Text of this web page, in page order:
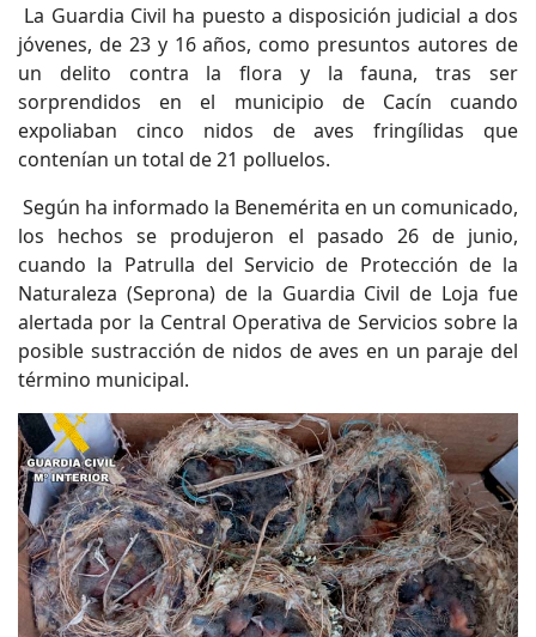
La Guardia Civil ha puesto a disposición judicial a dos
jóvenes, de 23 y 16 años, como presuntos autores de
un delito contra la flora y la fauna, tras ser
sorprendidos en el municipio de Cacín cuando
expoliaban cinco nidos de aves fringílidas que
contenían un total de 21 polluelos.
Según ha informado la Benemérita en un comunicado,
los hechos se produjeron el pasado 26 de junio,
cuando la Patrulla del Servicio de Protección de la
Naturaleza (Seprona) de la Guardia Civil de Loja fue
alertada por la Central Operativa de Servicios sobre la
posible sustracción de nidos de aves en un paraje del
término municipal.